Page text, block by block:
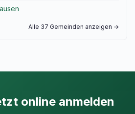
Alle 37 Gemeinden anzeigen →
online anmelden